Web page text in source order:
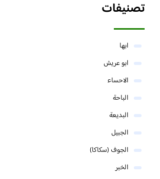
تصنيفات
ابها
ابو عريش
الاحساء
الباحة
البديعة
الجبيل
الجوف (سكاكا)
الخبر